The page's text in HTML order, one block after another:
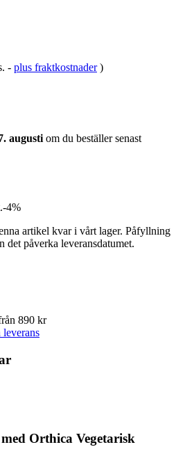
- plus fraktkostnader )
augusti om du beställer senast
-4%
artikel kvar i vårt lager. Påfyllning
det påverka leveransdatumet.
890 kr
Orthica Vegetarisk